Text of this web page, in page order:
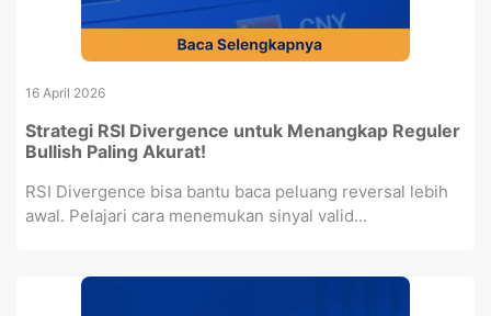
16 April 2026
Strategi RSI Divergence untuk Menangkap Reguler
Bullish Paling Akurat!
RSI Divergence bisa bantu baca peluang reversal lebih
awal. Pelajari cara menemukan sinyal valid...